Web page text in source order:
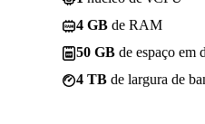
4 GB de RAM
50 GB de espaço em
4 TB de largura de